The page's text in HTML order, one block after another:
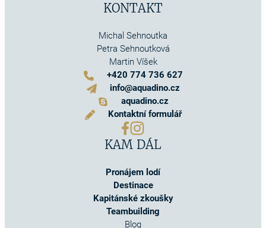
KONTAKT
Michal Sehnoutka
Petra Sehnoutková
Martin Víšek
+420 774 736 627
info@aquadino.cz
aquadino.cz
Kontaktní formulář
KAM DÁL
Pronájem lodí
Destinace
Kapitánské zkoušky
Teambuilding
Blog